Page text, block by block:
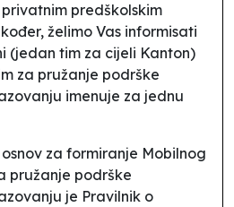
predškolskim
želimo Vas informisati
(jedan tim za cijeli Kanton)
za pružanje podrške
imenuje za jednu
za formiranje Mobilnog
pružanje podrške
je Pravilnik o